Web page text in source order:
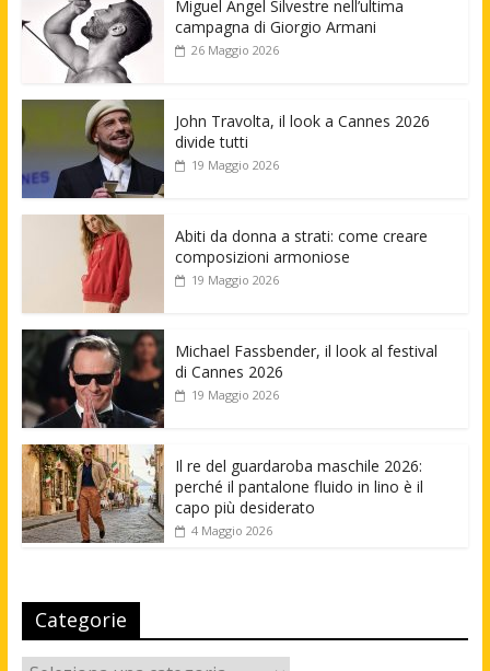
Miguel Angel Silvestre nell’ultima
campagna di Giorgio Armani
26 Maggio 2026
John Travolta, il look a Cannes 2026
divide tutti
19 Maggio 2026
Abiti da donna a strati: come creare
composizioni armoniose
19 Maggio 2026
Michael Fassbender, il look al festival
di Cannes 2026
19 Maggio 2026
Il re del guardaroba maschile 2026:
perché il pantalone fluido in lino è il
capo più desiderato
4 Maggio 2026
Categorie